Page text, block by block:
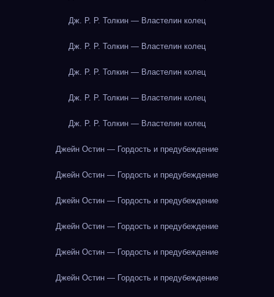
Дж. Р. Р. Толкин — Властелин колец
Дж. Р. Р. Толкин — Властелин колец
Дж. Р. Р. Толкин — Властелин колец
Дж. Р. Р. Толкин — Властелин колец
Дж. Р. Р. Толкин — Властелин колец
Джейн Остин — Гордость и предубеждение
Джейн Остин — Гордость и предубеждение
Джейн Остин — Гордость и предубеждение
Джейн Остин — Гордость и предубеждение
Джейн Остин — Гордость и предубеждение
Джейн Остин — Гордость и предубеждение